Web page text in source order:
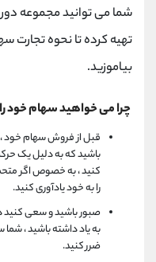
شما می توانید مجموعه
تهیه کرده تا نحوه تجارت
بیاموزید.
چرا می خواهید سهام خود
قبل از فروش سهام خود
باشید که به دلیل یک
کنید ، به خصوص اگر
را به خود یادآوری کنید.
صبور باشید و سعی کنید
به یاد داشته باشید ،
ضرر کنید.